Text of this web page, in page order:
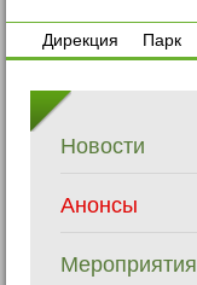
Дирекция
Парк
Новости
Анонсы
Мероприятия